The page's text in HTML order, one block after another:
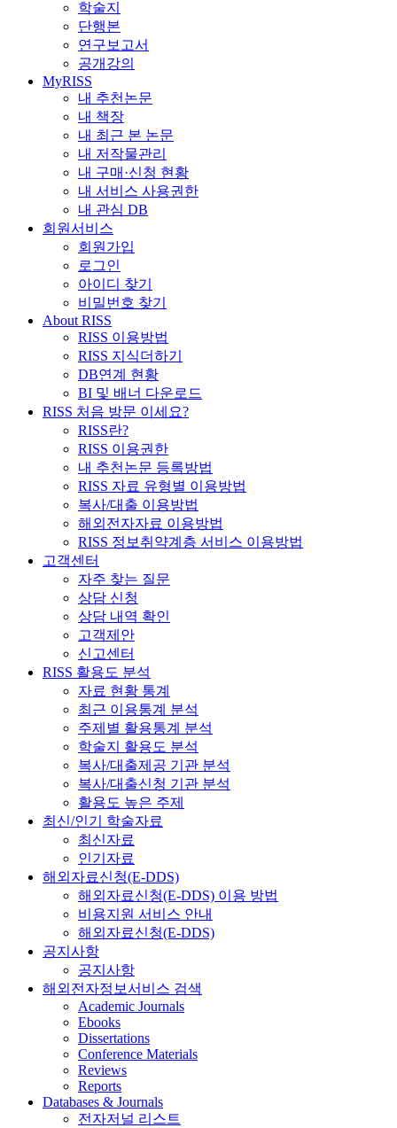
학술지
단행본
연구보고서
공개강의
MyRISS
내 추천논문
내 책장
내 최근 본 논문
내 저작물관리
내 구매·신청 현황
내 서비스 사용권한
내 관심 DB
회원서비스
회원가입
로그인
아이디 찾기
비밀번호 찾기
About RISS
RISS 이용방법
RISS 지식더하기
DB연계 현황
BI 및 배너 다운로드
RISS 처음 방문 이세요?
RISS란?
RISS 이용권한
내 추천논문 등록방법
RISS 자료 유형별 이용방법
복사/대출 이용방법
해외전자자료 이용방법
RISS 정보취약계층 서비스 이용방법
고객센터
자주 찾는 질문
상담 신청
상담 내역 확인
고객제안
신고센터
RISS 활용도 분석
자료 현황 통계
최근 이용통계 분석
주제별 활용통계 분석
학술지 활용도 분석
복사/대출제공 기관 분석
복사/대출신청 기관 분석
활용도 높은 주제
최신/인기 학술자료
최신자료
인기자료
해외자료신청(E-DDS)
해외자료신청(E-DDS) 이용 방법
비용지원 서비스 안내
해외자료신청(E-DDS)
공지사항
공지사항
해외전자정보서비스 검색
Academic Journals
Ebooks
Dissertations
Conference Materials
Reviews
Reports
Databases & Journals
전자저널 리스트